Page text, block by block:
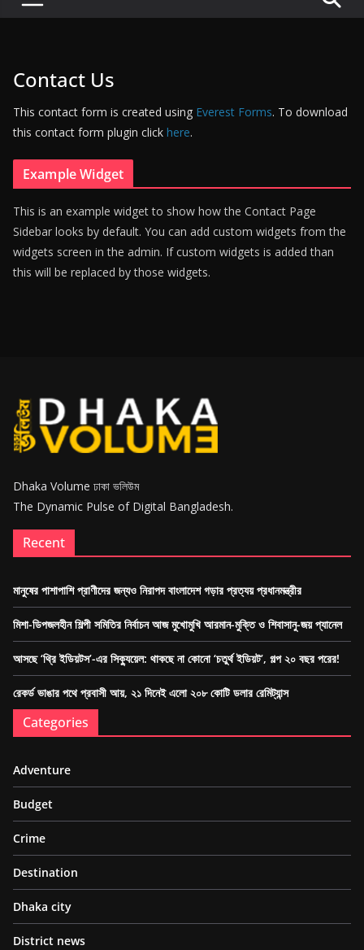
s
o
D
i
g
i
t
a
g
l
a
e
s
Contact Us
This contact form is created using Everest Forms. To download
this contact form plugin click here.
Example Widget
This is an example widget to show how the Contact Page
Sidebar looks by default. You can add custom widgets from the
widgets screen in the admin. If custom widgets is added than
this will be replaced by those widgets.
Dhaka Volume ঢাকা ভলিউম
The Dynamic Pulse of Digital Bangladesh.
Recent
মানুষের পাশাপাশি প্রাণীদের জন্যও নিরাপদ বাংলাদেশ গড়ার প্রত্যয় প্রধানমন্ত্রীর
মিশা-ডিপজলহীন শিল্পী সমিতির নির্বাচন আজ মুখোমুখি আরমান-মুক্তি ও শিবাসানু-জয় প্যানেল
আসছে ‘থ্রি ইডিয়টস’-এর সিক্যুয়েল: থাকছে না কোনো ‘চতুর্থ ইডিয়ট’, গল্প ২০ বছর পরের!
রেকর্ড ভাঙার পথে প্রবাসী আয়, ২১ দিনেই এলো ২০৮ কোটি ডলার রেমিট্যান্স
Categories
Adventure
Budget
Crime
Destination
Dhaka city
District news